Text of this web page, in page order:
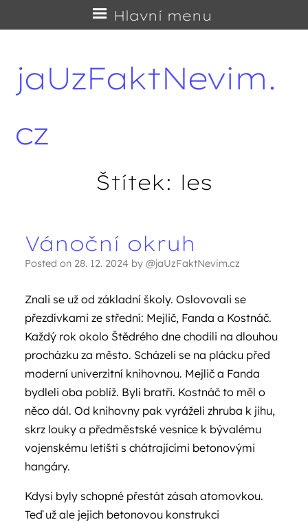
jaUzFaktNevim.
cz
Hlavní menu
na
Štítek: les
Navigace příspěvků
Vánoční okruh
Posted on 28. 12. 2024 by @jaUzFaktNevim.cz
Znali se už od základní školy. Oslovovali se
přezdívkami ze střední: Mejlič, Fanda a Kostnáč.
Každý rok okolo Štědrého dne chodili na dlouhou
procházku za město. Scházeli se na plácku před
moderní univerzitní knihovnou. Mejlič a Fanda
bydleli oba poblíž. Byli bratři. Kostnáč to měl o
něco dál. Od knihovny pak vyráželi zhruba k jihu,
skrz louky a předměstské vesnice k bývalému
vojenskému letišti s chátrajícími betonovými
hangáry.
Kdysi byly schopné přestát zásah atomovkou.
Teď už ale jejich betonovou konstrukci